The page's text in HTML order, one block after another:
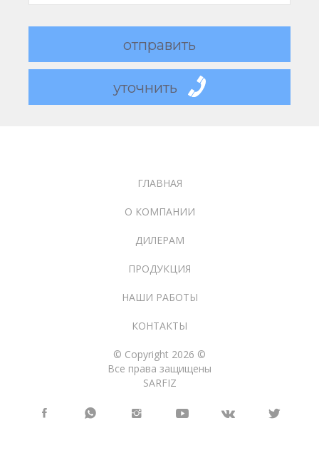
отправить
уточнить
ГЛАВНАЯ
О КОМПАНИИ
ДИЛЕРАМ
ПРОДУКЦИЯ
НАШИ РАБОТЫ
КОНТАКТЫ
© Copyright 2026 ©
Все права защищены
SARFIZ